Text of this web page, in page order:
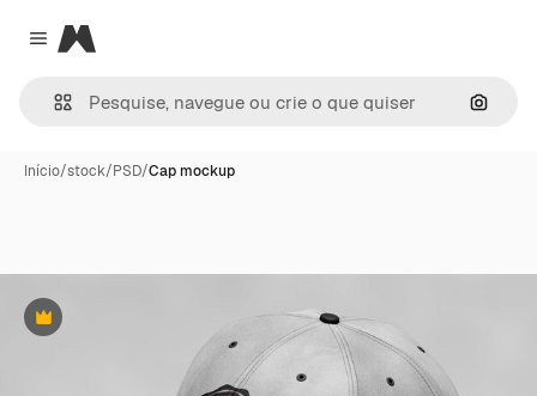
Close menu
Magnific
Início/stock/PSD/Cap mockup
Premium